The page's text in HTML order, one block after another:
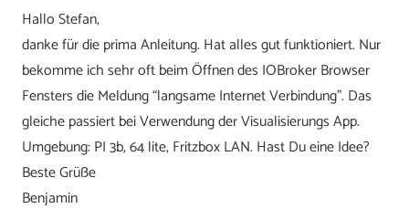
Hallo Stefan,
danke für die prima Anleitung. Hat alles gut funktioniert. Nur
bekomme ich sehr oft beim Öffnen des IOBroker Browser
Fensters die Meldung “langsame Internet Verbindung”. Das
gleiche passiert bei Verwendung der Visualisierungs App.
Umgebung: PI 3b, 64 lite, Fritzbox LAN. Hast Du eine Idee?
Beste Grüße
Benjamin